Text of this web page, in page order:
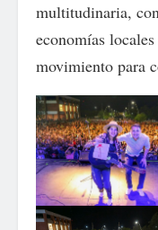
multitudinaria,
economías
movimiento para